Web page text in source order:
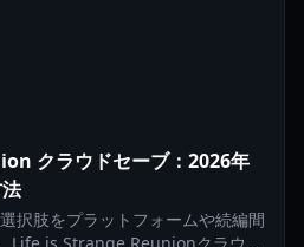
クラウドセーブ：2026年
択肢をプラットフォームや続編間